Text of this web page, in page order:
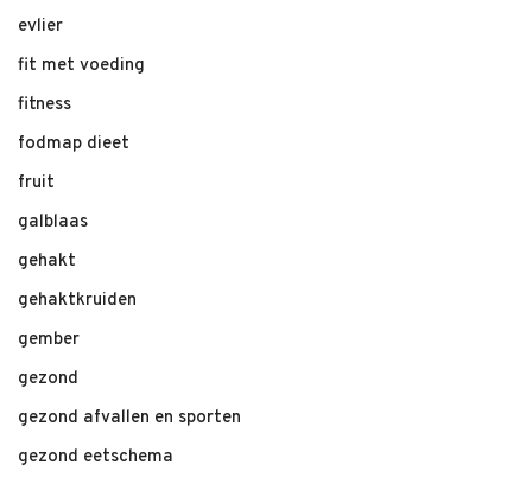
evlier
fit met voeding
fitness
fodmap dieet
fruit
galblaas
gehakt
gehaktkruiden
gember
gezond
gezond afvallen en sporten
gezond eetschema